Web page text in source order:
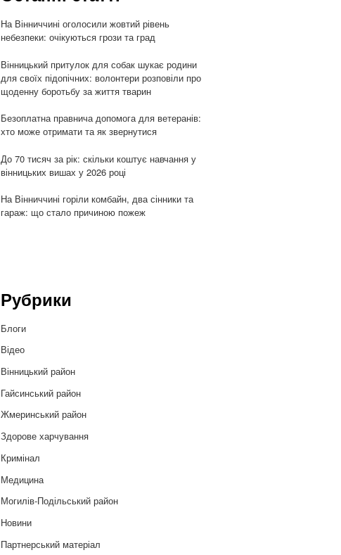
На Вінниччині оголосили жовтий рівень
небезпеки: очікуються грози та град
Вінницький притулок для собак шукає родини
для своїх підопічних: волонтери розповіли про
щоденну боротьбу за життя тварин
Безоплатна правнича допомога для ветеранів:
хто може отримати та як звернутися
До 70 тисяч за рік: скільки коштує навчання у
вінницьких вишах у 2026 році
На Вінниччині горіли комбайн, два сінники та
гараж: що стало причиною пожеж
Рубрики
Блоги
Відео
Вінницький район
Гайсинський район
Жмеринський район
Здорове харчування
Кримінал
Медицина
Могилів-Подільський район
Новини
Партнерський матеріал